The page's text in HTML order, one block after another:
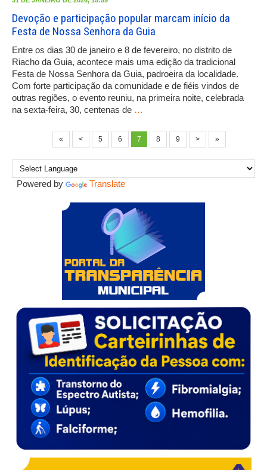
Devoção e participação popular marcam início da
Festa de Nossa Senhora da Guia
Entre os dias 30 de janeiro e 8 de fevereiro, no distrito de
Riacho da Guia, acontece mais uma edição da tradicional
Festa de Nossa Senhora da Guia, padroeira da localidade.
Com forte participação da comunidade e de fiéis vindos de
outras regiões, o evento reuniu, na primeira noite, celebrada
na sexta-feira, 30, centenas de …
« < 5 6 7 8 9 > »
Powered by Translate